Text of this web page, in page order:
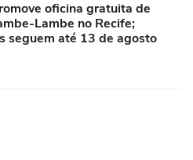
oficina gratuita de
Lambe no Recife;
seguem até 13 de agosto